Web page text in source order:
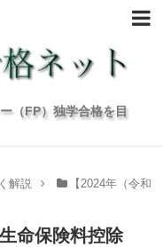
（FP）独学合格を目
解説
【2024年（令和
命保険料控除